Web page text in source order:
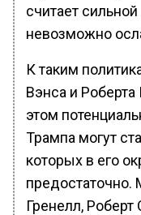
считает
невозможно
К таким
Вэнса и
этом
Трампа могут
которых в его
предостаточно.
Гренелл,